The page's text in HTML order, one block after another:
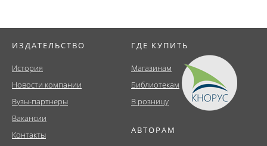
ИЗДАТЕЛЬСТВО
История
Новости компании
Вузы-партнеры
Вакансии
Контакты
ГДЕ КУПИТЬ
Магазинам
Библиотекам
В розницу
АВТОРАМ